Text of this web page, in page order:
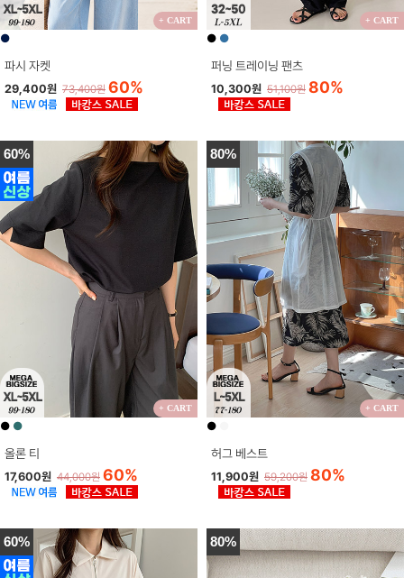
+ CART
●
파시 자켓
29,400원 73,400원 60%
+ CART
● ●
퍼닝 트레이닝 팬츠
10,300원 51,100원 80%
60%
+ CART
● ●
올론 티
17,600원 44,000원 60%
80%
+ CART
●
허그 베스트
11,900원 59,200원 80%
60% 80%